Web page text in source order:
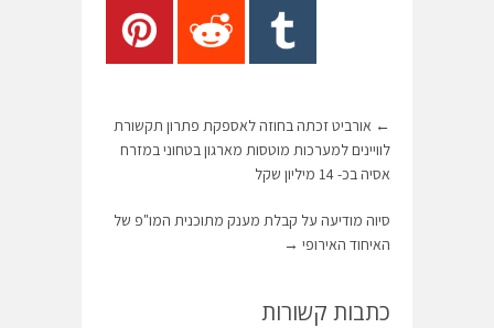
← אורביט זכתה בחוזה לאספקת פתרון תקשורת
לוויינים למערכות מוטסות מארגון בטחוני במזרח
אסיה בכ- 14 מיליון שקל
סיוה מודיעה על קבלת מענק מתוכנית המו"פ של
האיחוד האירופי →
כתבות קשורות